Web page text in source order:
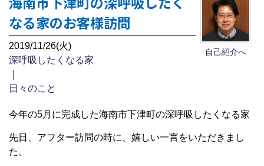
自己紹介へ
なる家のお客様訪問
2019/11/26(火)
深呼吸したくなる家
日々のこと
今年の5月に完成した海南市下津町の深呼吸したくなる家
先日、アフター訪問の時に、嬉しい一言をいただきまし
た。